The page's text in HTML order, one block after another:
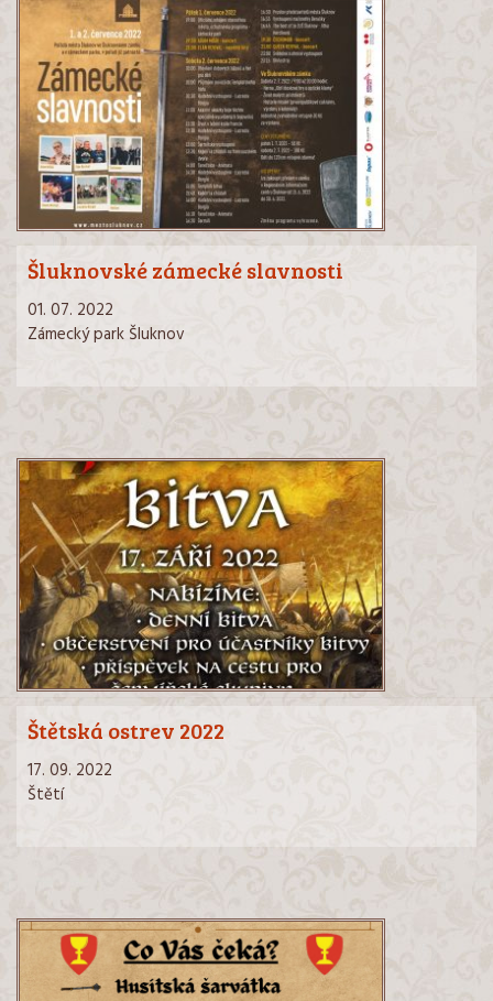
Šluknovské zámecké slavnosti
01. 07. 2022
Zámecký park Šluknov
Štětská ostrev 2022
17. 09. 2022
Štětí